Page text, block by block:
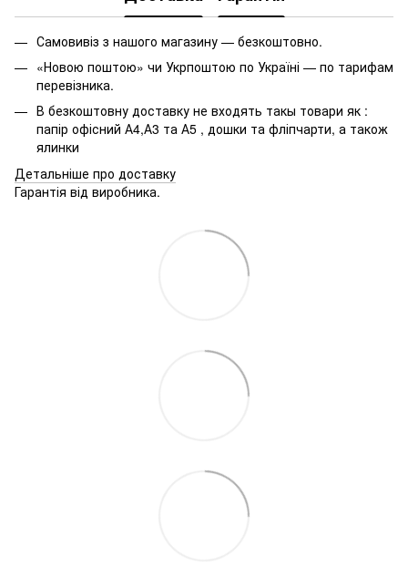
Канцтовари для офісу київ
Кольоровий картон
Зошит шкільний
Розвиваючі книжки для дітей
Ціна фетра
Самовивіз з нашого магазину — безкоштовно.
«Новою поштою» чи Укрпоштою по Україні — по тарифам
перевізника.
В безкоштовну доставку не входять такы товари як :
папір офісний А4,А3 та А5 , дошки та фліпчарти, а також
ялинки
Детальніше про доставку
Гарантія від виробника.